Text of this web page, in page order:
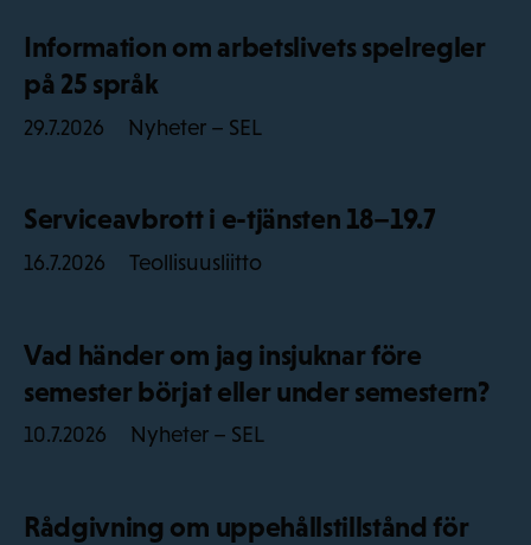
Information om arbetslivets spelregler
på 25 språk
29.7.2026 Nyheter – SEL
Serviceavbrott i e-tjänsten 18–19.7
16.7.2026 Teollisuusliitto
Vad händer om jag insjuknar före
semester börjat eller under semestern?
10.7.2026 Nyheter – SEL
Rådgivning om uppehållstillstånd för